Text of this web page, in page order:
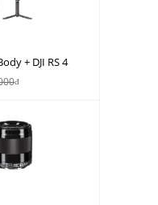
+ DJI RS 4
đ